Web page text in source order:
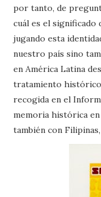
por tanto, de
cuál es el significado
jugando esta
nuestro país sino
en América Latina
tratamiento
recogida en el
memoria histórica
también con